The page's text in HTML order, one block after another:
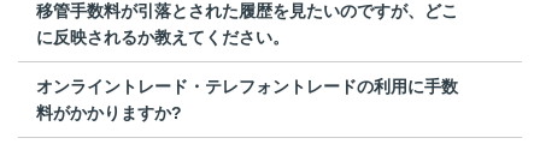
移管手数料が引落とされた履歴を見たいのですが、どこ
に反映されるか教えてください。
オンライントレード・テレフォントレードの利用に手数
料がかかりますか?